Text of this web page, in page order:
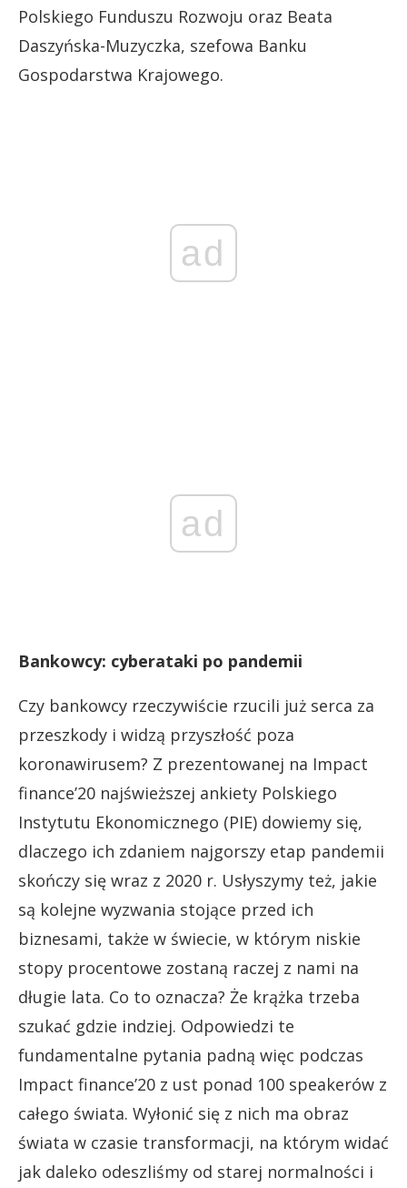
Polskiego Funduszu Rozwoju oraz Beata
Daszyńska-Muzyczka, szefowa Banku
Gospodarstwa Krajowego.
ad
ad
Bankowcy: cyberataki po pandemii
Czy bankowcy rzeczywiście rzucili już serca za
przeszkody i widzą przyszłość poza
koronawirusem? Z prezentowanej na Impact
finance’20 najświeższej ankiety Polskiego
Instytutu Ekonomicznego (PIE) dowiemy się,
dlaczego ich zdaniem najgorszy etap pandemii
skończy się wraz z 2020 r. Usłyszymy też, jakie
są kolejne wyzwania stojące przed ich
biznesami, także w świecie, w którym niskie
stopy procentowe zostaną raczej z nami na
długie lata. Co to oznacza? Że krążka trzeba
szukać gdzie indziej. Odpowiedzi te
fundamentalne pytania padną więc podczas
Impact finance’20 z ust ponad 100 speakerów z
całego świata. Wyłonić się z nich ma obraz
świata w czasie transformacji, na którym widać
jak daleko odeszliśmy od starej normalności i